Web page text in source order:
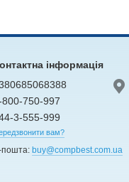
інформація
800-750-997
3-555-999
вам?
пошта:buy@compbest.com.ua